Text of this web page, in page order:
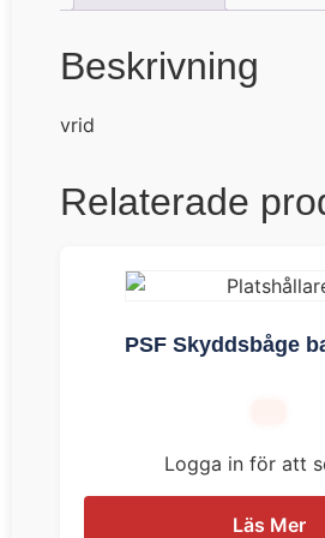
Beskrivning
vrid
Relaterade
PSF Skyddsbåge
Logga in för att
Läs Mer